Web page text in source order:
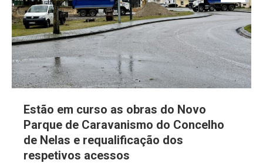
Estão em curso as obras do Novo
Parque de Caravanismo do Concelho
de Nelas e requalificação dos
respetivos acessos